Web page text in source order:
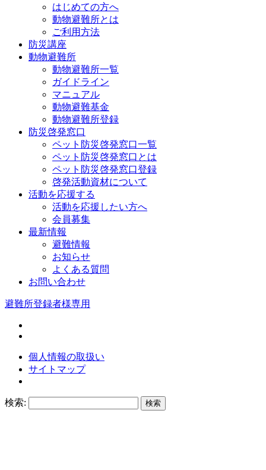
はじめての方へ
動物避難所とは
ご利用方法
防災講座
動物避難所
動物避難所一覧
ガイドライン
マニュアル
動物避難基金
動物避難所登録
防災啓発窓口
ペット防災啓発窓口一覧
ペット防災啓発窓口とは
ペット防災啓発窓口登録
啓発活動資材について
活動を応援する
活動を応援したい方へ
会員募集
最新情報
避難情報
お知らせ
よくある質問
お問い合わせ
避難所登録者様専用
個人情報の取扱い
サイトマップ
検索: